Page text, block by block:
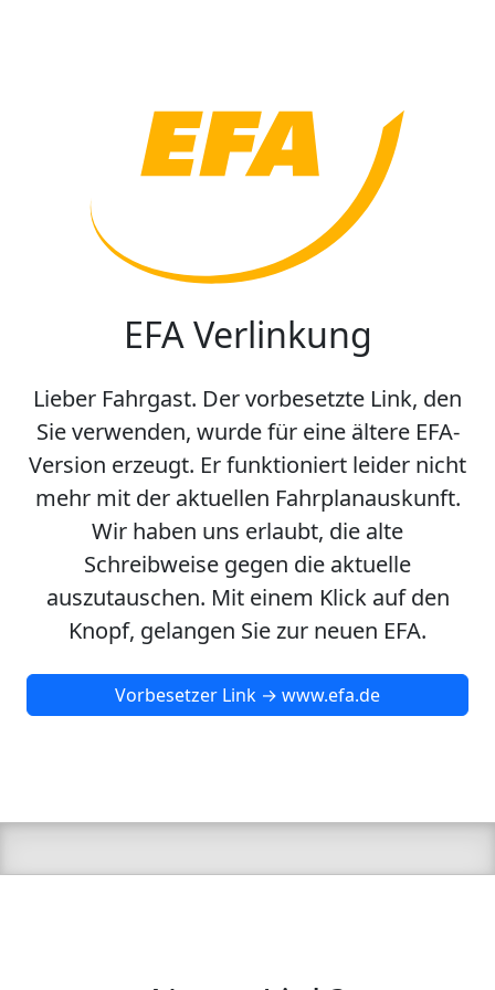
EFA Verlinkung
Lieber Fahrgast. Der vorbesetzte Link, den
Sie verwenden, wurde für eine ältere EFA-
Version erzeugt. Er funktioniert leider nicht
mehr mit der aktuellen Fahrplanauskunft.
Wir haben uns erlaubt, die alte
Schreibweise gegen die aktuelle
auszutauschen. Mit einem Klick auf den
Knopf, gelangen Sie zur neuen EFA.
Vorbesetzer Link → www.efa.de